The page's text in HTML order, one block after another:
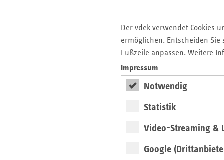
Der vdek verwendet Cookies
ermöglichen. Entscheiden
Fußzeile anpassen. Weitere
Impressum
Notwendig
Statistik
Video-Streaming &
Google
Seitenleiste
mit
weiteren
Informationen
Auf einen Blick
Veranstaltungen
Pressemitteilungen
Veröffentlichungen
Ansprechpartner